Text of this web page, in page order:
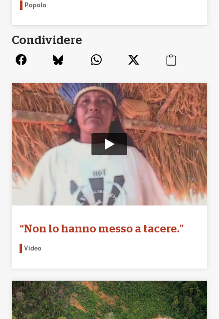
Popolo
Condividere
“Non lo hanno messo a tacere.”
Video